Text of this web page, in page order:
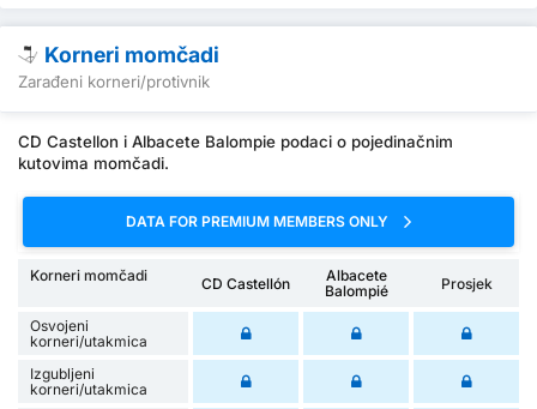
Korneri momčadi
Zarađeni korneri/protivnik
CD Castellon i Albacete Balompie podaci o pojedinačnim
kutovima momčadi.
DATA FOR PREMIUM MEMBERS ONLY
Korneri momčadi CD Castellón
Albacete
Balompié
Prosjek
Osvojeni
korneri/utakmica
Izgubljeni
korneri/utakmica